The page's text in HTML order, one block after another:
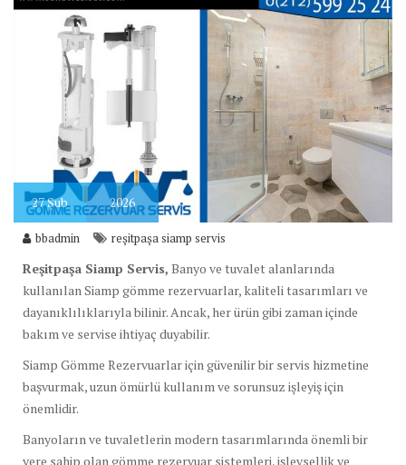
27Şub 2026
bbadmin reşitpaşa siamp servis
Reşitpaşa Siamp Servis, Banyo ve tuvalet alanlarında
kullanılan Siamp gömme rezervuarlar, kaliteli tasarımları ve
dayanıklılıklarıyla bilinir. Ancak, her ürün gibi zaman içinde
bakım ve servise ihtiyaç duyabilir.
Siamp Gömme Rezervuarlar için güvenilir bir servis hizmetine
başvurmak, uzun ömürlü kullanım ve sorunsuz işleyiş için
önemlidir.
Banyoların ve tuvaletlerin modern tasarımlarında önemli bir
yere sahip olan gömme rezervuar sistemleri, işlevsellik ve